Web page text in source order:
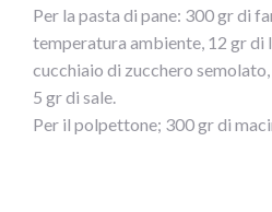
Per la pasta di pane: 300 gr di
temperatura ambiente, 12 gr di
cucchiaio di zucchero
5 gr di sale.
Per il polpettone; 300 gr di
latte, 1 uovo, 1 cucchiaio di